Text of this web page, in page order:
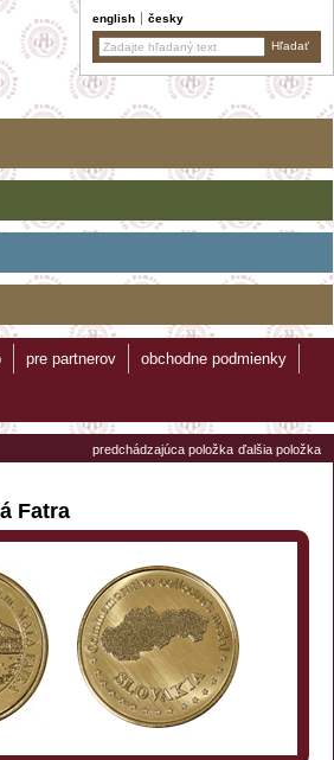
english česky
pre partnerov obchodne podmienky
predchádzajúca položka ďalšia položka
Fatra